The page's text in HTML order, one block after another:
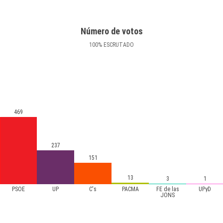
Número de votos
100% ESCRUTADO
PSOE UP C's PACMA
FE de las
JONS
UPyD
469
237
151
13 3 1